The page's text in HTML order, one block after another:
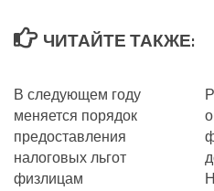
ЧИТАЙТЕ ТАКЖЕ:
В следующем году
меняется порядок
предоставления
налоговых льгот
физлицам